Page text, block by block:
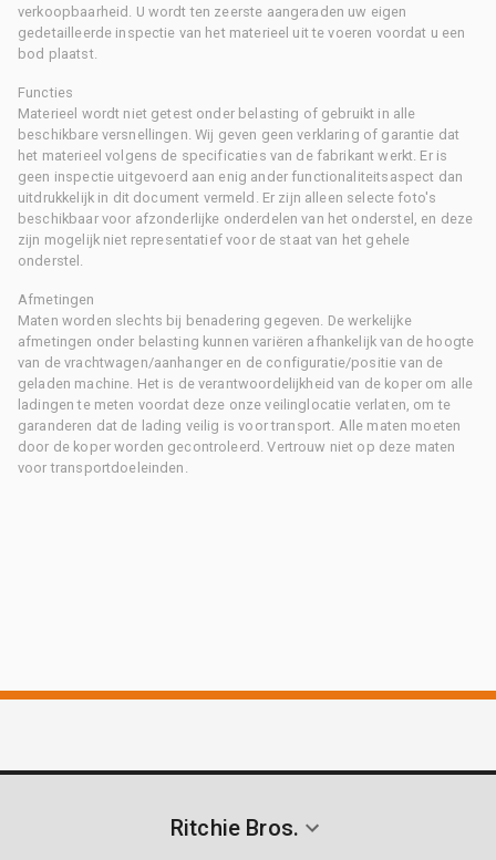
verkoopbaarheid. U wordt ten zeerste aangeraden uw eigen
gedetailleerde inspectie van het materieel uit te voeren voordat u een
bod plaatst.
Functies
Materieel wordt niet getest onder belasting of gebruikt in alle
beschikbare versnellingen. Wij geven geen verklaring of garantie dat
het materieel volgens de specificaties van de fabrikant werkt. Er is
geen inspectie uitgevoerd aan enig ander functionaliteitsaspect dan
uitdrukkelijk in dit document vermeld. Er zijn alleen selecte foto's
beschikbaar voor afzonderlijke onderdelen van het onderstel, en deze
zijn mogelijk niet representatief voor de staat van het gehele
onderstel.
Afmetingen
Maten worden slechts bij benadering gegeven. De werkelijke
afmetingen onder belasting kunnen variëren afhankelijk van de hoogte
van de vrachtwagen/aanhanger en de configuratie/positie van de
geladen machine. Het is de verantwoordelijkheid van de koper om alle
ladingen te meten voordat deze onze veilinglocatie verlaten, om te
garanderen dat de lading veilig is voor transport. Alle maten moeten
door de koper worden gecontroleerd. Vertrouw niet op deze maten
voor transportdoeleinden.
Ritchie Bros.